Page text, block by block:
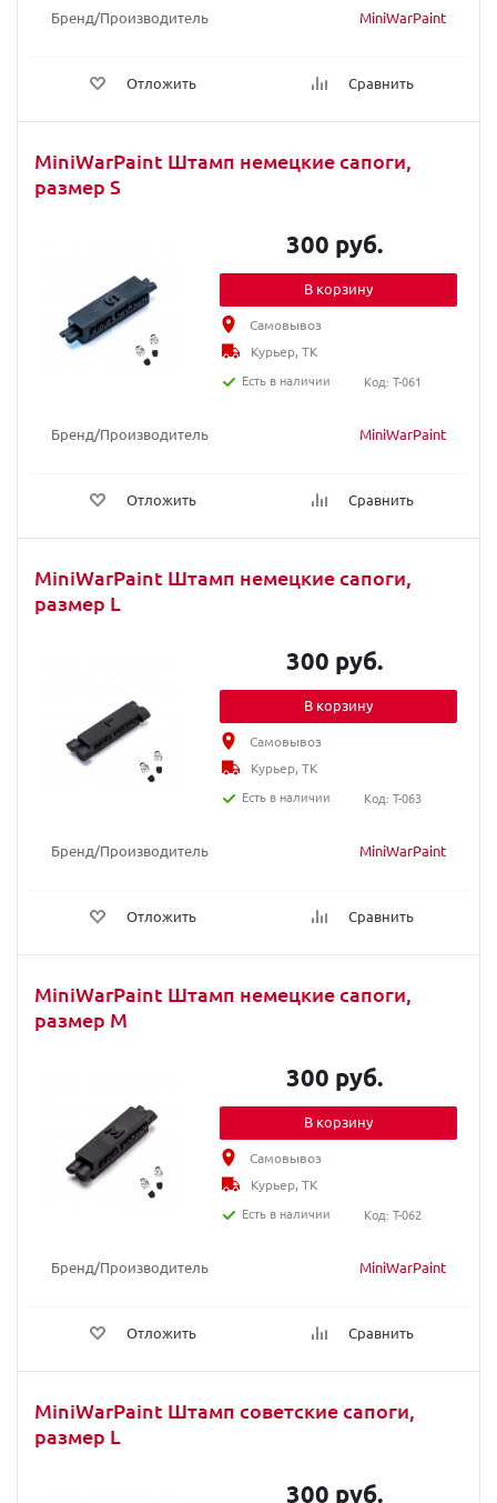
Бренд/Производитель MiniWarPaint
Отложить Сравнить
MiniWarPaint Штамп немецкие сапоги,
размер S
Бренд/Производитель MiniWarPaint
Отложить Сравнить
300 руб.
В корзину
Самовывоз
Курьер, ТК
Есть в наличии
Код: T-061
MiniWarPaint Штамп немецкие сапоги,
размер L
Бренд/Производитель MiniWarPaint
Отложить Сравнить
300 руб.
В корзину
Самовывоз
Курьер, ТК
Есть в наличии
Код: T-063
MiniWarPaint Штамп немецкие сапоги,
размер M
Бренд/Производитель MiniWarPaint
Отложить Сравнить
300 руб.
В корзину
Самовывоз
Курьер, ТК
Есть в наличии
Код: T-062
MiniWarPaint Штамп советские сапоги,
размер L
300 руб.